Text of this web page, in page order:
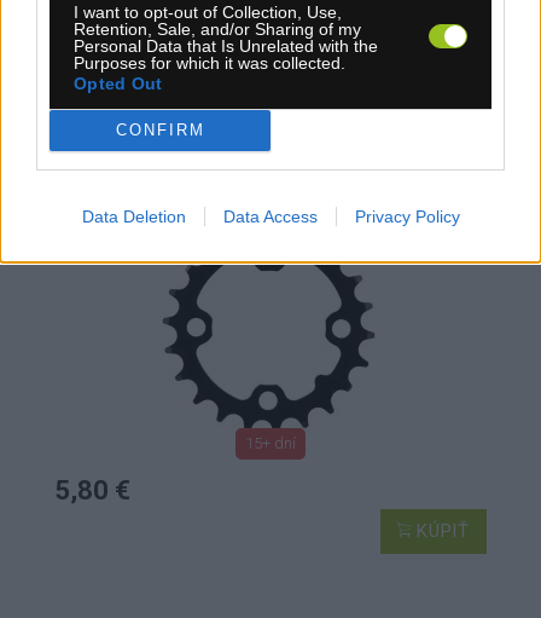
I want to opt-out of Collection, Use,
Retention, Sale, and/or Sharing of my
Personal Data that Is Unrelated with the
Purposes for which it was collected.
Opted Out
CONFIRM
Data Deletion Data Access Privacy Policy
CRING MTB 22T V3 64 STEEL MATT
15+ dní
5,80 €
KÚPIŤ